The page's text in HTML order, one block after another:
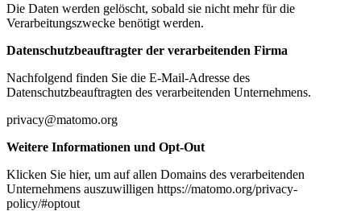
Die Daten werden gelöscht, sobald sie nicht mehr für die
Verarbeitungszwecke benötigt werden.
Datenschutzbeauftragter der verarbeitenden Firma
Nachfolgend finden Sie die E-Mail-Adresse des
Datenschutzbeauftragten des verarbeitenden Unternehmens.
privacy@matomo.org
Weitere Informationen und Opt-Out
Klicken Sie hier, um auf allen Domains des verarbeitenden
Unternehmens auszuwilligen https://matomo.org/privacy-
policy/#optout